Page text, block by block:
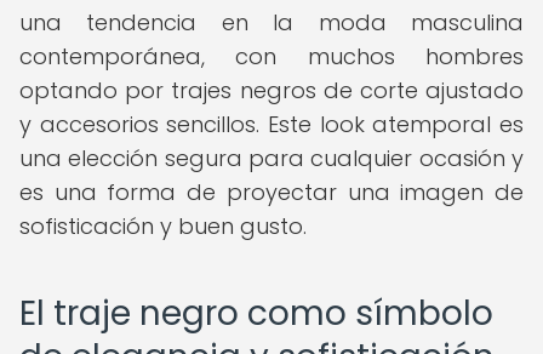
una tendencia en la moda masculina
contemporánea, con muchos hombres
optando por trajes negros de corte ajustado
y accesorios sencillos. Este look atemporal es
una elección segura para cualquier ocasión y
es una forma de proyectar una imagen de
sofisticación y buen gusto.
El traje negro como símbolo